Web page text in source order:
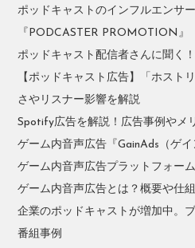
ポッドキャストのインフルエンサ
『PODCASTER PROMOTION』
ポッドキャスト配信者さんに聞く
【ポッドキャスト広告】「ホスト
さやリスナー影響を解説
Spotify広告を解説！広告事例やメ
ゲーム内音声広告『GainAds（ゲイ
ゲーム内音声広告プラットフォーム
ゲーム内音声広告とは？概要や仕
企業のポッドキャストが増加中。
番組事例